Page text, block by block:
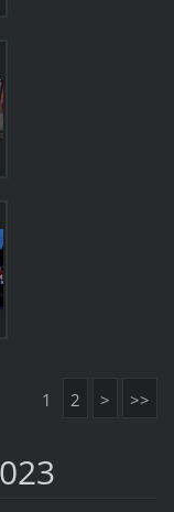
1 2 > >>